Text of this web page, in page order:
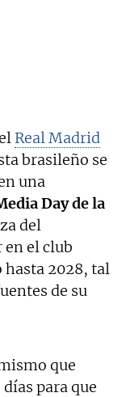
Real Madrid
brasileño se
una
Day de la
del
en el club
hasta 2028, tal
de su
que
para que